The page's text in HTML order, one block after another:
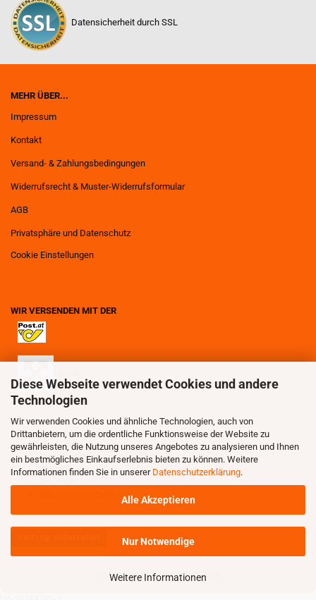
Diese Webseite verwendet Cookies und andere
Technologien
Wir verwenden Cookies und ähnliche Technologien, auch von
Drittanbietern, um die ordentliche Funktionsweise der Website zu
gewährleisten, die Nutzung unseres Angebotes zu analysieren und Ihnen
ein bestmögliches Einkaufserlebnis bieten zu können. Weitere
Informationen finden Sie in unserer Datenschutzerklärung.
Alle Akzeptieren
Nur Notwendige
Weitere Informationen
Datensicherheit durch SSL
MEHR ÜBER...
Impressum
Kontakt
Versand- & Zahlungsbedingungen
Widerrufsrecht & Muster-Widerrufsformular
AGB
Privatsphäre und Datenschutz
Cookie Einstellungen
WIR VERSENDEN MIT DER
Modellbau Niedermayer OG
3123 Kleinhain
office @rc-modelle.at
Webshopby Gambio.de © 2026